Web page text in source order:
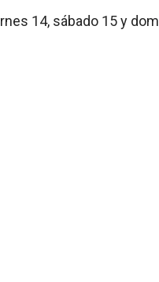
14, sábado 15 y